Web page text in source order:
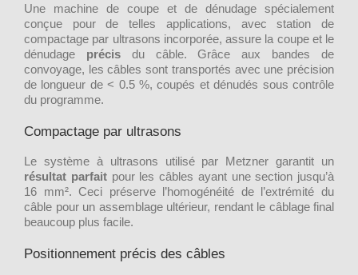
Une machine de coupe et de dénudage spécialement
conçue pour de telles applications, avec station de
compactage par ultrasons incorporée, assure la coupe et le
dénudage précisdu câble. Grâce aux bandes de
convoyage, les câbles sont transportés avec une précision
de longueur de < 0.5 %, coupés et dénudés sous contrôle
du programme.
Compactage par ultrasons
Le système à ultrasons utilisé par Metzner garantit un
résultat parfaitpour les câbles ayant une section jusqu’à
16 mm². Ceci préserve l’homogénéité de l’extrémité du
câble pour un assemblage ultérieur, rendant le câblage final
beaucoup plus facile.
Positionnement précis des câbles